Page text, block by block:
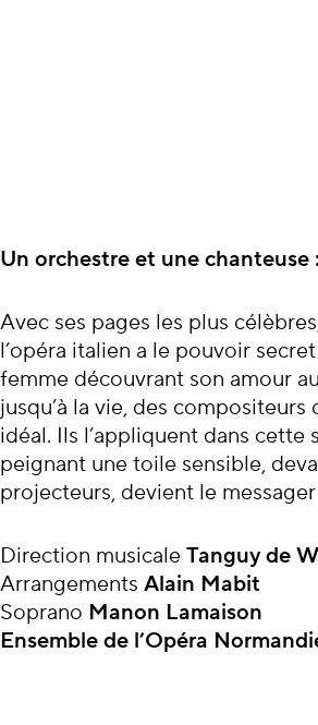
À propos
Un orchestre et une
Avec ses pages les plus
l’opéra italien a le pouvoir
femme découvrant son amour
jusqu’à la vie, des
idéal. Ils l’appliquent dans cette
peignant une toile sensible,
projecteurs, devient le
Direction musicaleTanguy de
Arrangements Alain Mabit
Soprano Manon Lamaison
Ensemble de l’Opéra